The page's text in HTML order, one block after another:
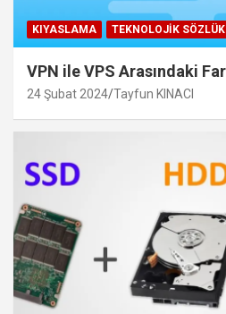
KIYASLAMA TEKNOLOJIK SÖZLÜK
VPN ile VPS Arasındaki
24 Şubat 2024 Tayfun KINACI